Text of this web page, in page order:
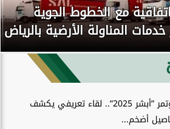
مع الخطوط الجوية
المناولة الأرضية بالرياض
مؤتمر ”أبشر 2025”.. لقاء تعريفي يكشف
أضخم...